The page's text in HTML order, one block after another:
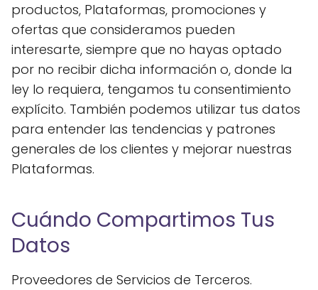
productos, Plataformas, promociones y
ofertas que consideramos pueden
interesarte, siempre que no hayas optado
por no recibir dicha información o, donde la
ley lo requiera, tengamos tu consentimiento
explícito. También podemos utilizar tus datos
para entender las tendencias y patrones
generales de los clientes y mejorar nuestras
Plataformas.
Cuándo Compartimos Tus
Datos
Proveedores de Servicios de Terceros.